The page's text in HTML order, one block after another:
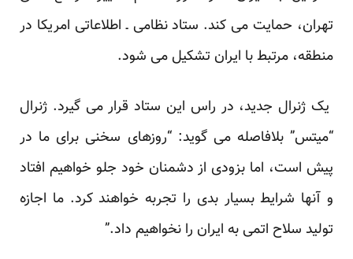
تهران، حمایت می کند. ستاد نظامی ـ اطلاعاتی امریکا در
منطقه، مرتبط با ایران تشکیل می شود.
یک ژنرال جدید، در راس این ستاد قرار می گیرد. ژنرال
“میتس” بلافاصله می گوید: “روزهای سخنی برای ما در
پیش است، اما بزودی از دشمنان خود جلو خواهیم افتاد
و آنها شرایط بسیار بدی را تجربه خواهند کرد. ما اجازه
تولید سلاح اتمی به ایران را نخواهیم داد.”